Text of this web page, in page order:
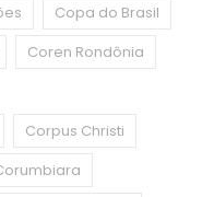
Copa do Brasil
Coren Rondônia
Corpus Christi